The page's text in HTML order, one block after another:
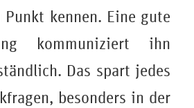
kennen. Eine gute
kommuniziert ihn
Das spart jedes
besonders in der